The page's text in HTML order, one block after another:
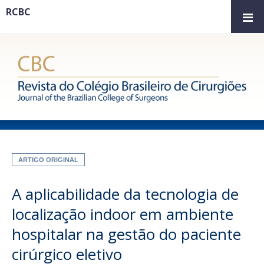
ARTIGO ORIGINAL
A aplicabilidade da tecnologia de
localização indoor em ambiente
hospitalar na gestão do paciente
cirúrgico eletivo
RCBC